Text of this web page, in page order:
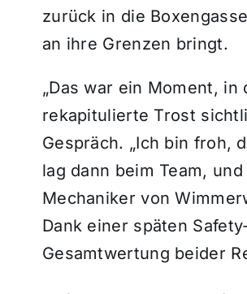
zurück in die
an ihre Grenzen bringt.
„Das war ein Moment, in
rekapitulierte Trost
Gespräch. „Ich bin froh,
lag dann beim Team,
Mechaniker von
Dank einer späten
Gesamtwertung beider